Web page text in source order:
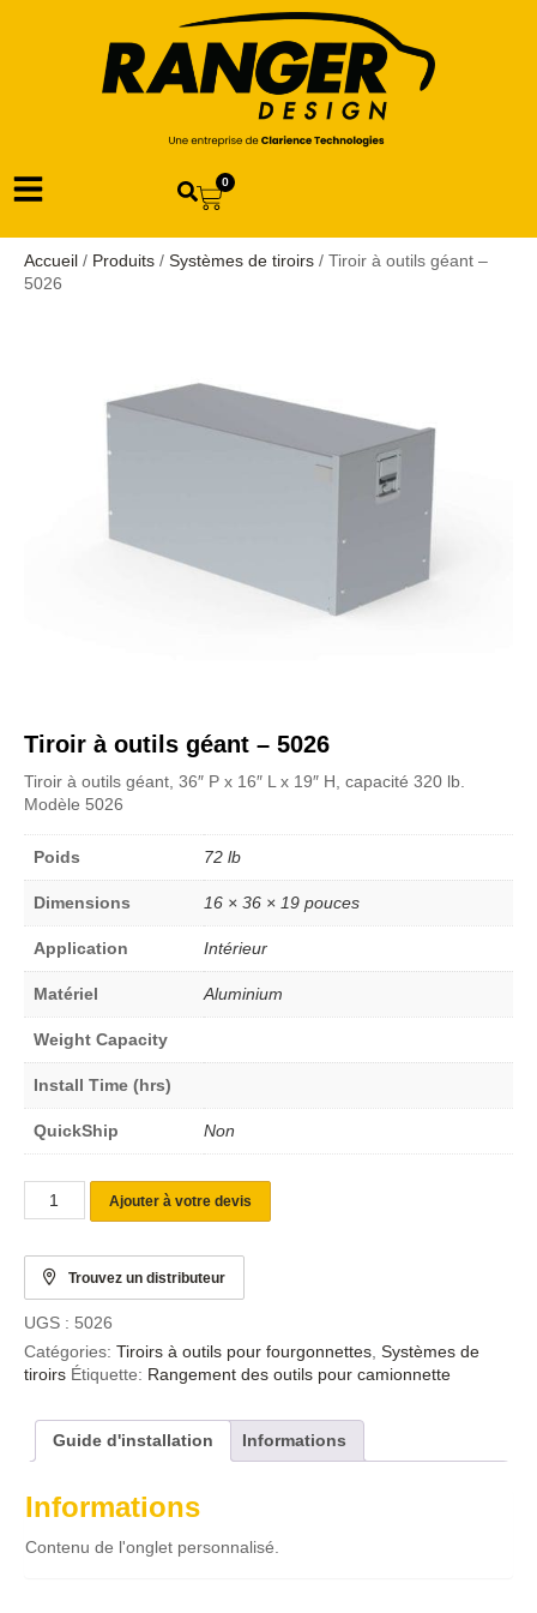
0
Accueil / Produits / Systèmes de tiroirs / Tiroir à outils géant –
5026
Tiroir à outils géant – 5026
Tiroir à outils géant, 36″ P x 16″ L x 19″ H, capacité 320 lb.
Modèle 5026
Poids 72 lb
Dimensions 16 × 36 × 19 pouces
Application Intérieur
Matériel Aluminium
Weight Capacity
Install Time (hrs)
QuickShip Non
Ajouter à votre devis
Trouvez un distributeur
UGS : 5026
Catégories: Tiroirs à outils pour fourgonnettes, Systèmes de
tiroirs Étiquette: Rangement des outils pour camionnette
Guide d'installation Informations
Informations
Contenu de l'onglet personnalisé.